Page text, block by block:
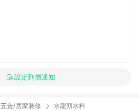
設定到價通知
五金/居家裝修 水龍頭水料